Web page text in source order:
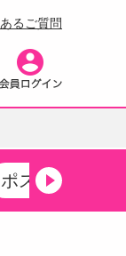
るご質問
ポストにお届け